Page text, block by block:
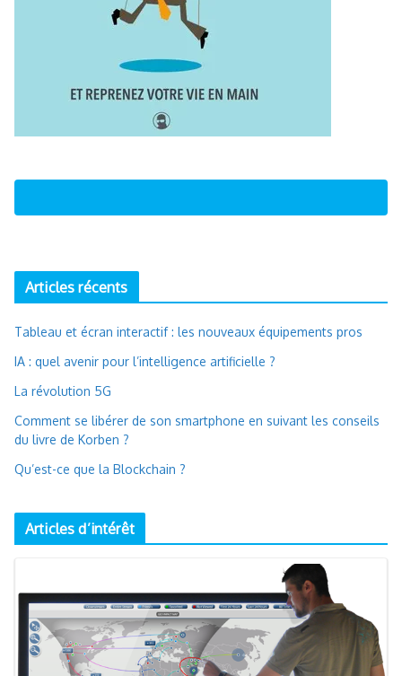
Articles récents
Tableau et écran interactif : les nouveaux équipements pros
IA : quel avenir pour l’intelligence artificielle ?
La révolution 5G
Comment se libérer de son smartphone en suivant les conseils
du livre de Korben ?
Qu’est-ce que la Blockchain ?
Articles d’intérêt